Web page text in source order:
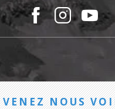
VENEZ NOUS